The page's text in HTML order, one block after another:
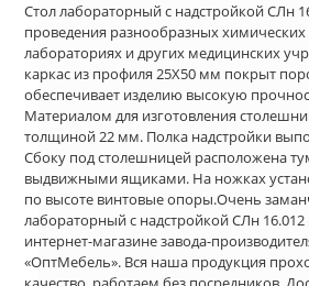
Стол лабораторный с надстройкой СЛн
проведения разнообразных химических
лабораториях и других медицинских
каркас из профиля 25Х50 мм покрыт
обеспечивает изделию высокую
Материалом для изготовления
толщиной 22 мм. Полка надстройки
Сбоку под столешницей расположена
выдвижными ящиками. На ножках
по высоте винтовые опоры.Очень
лабораторный с надстройкой СЛн
интернет-магазине завода-
«ОптМебель». Вся наша продукция